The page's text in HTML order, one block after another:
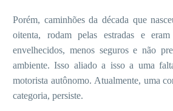
Porém, caminhões da década que
oitenta, rodam pelas estradas e
envelhecidos, menos seguros e não
ambiente. Isso aliado a isso a uma
motorista autônomo. Atualmente, uma
categoria, persiste.